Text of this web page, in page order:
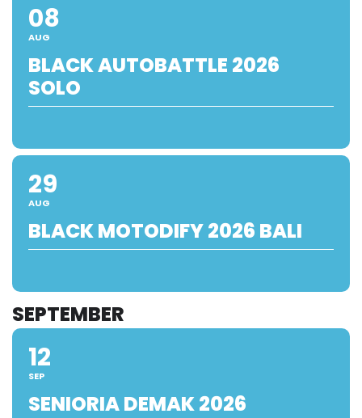
08
AUG
BLACK AUTOBATTLE 2026
SOLO
29
AUG
BLACK MOTODIFY 2026 BALI
SEPTEMBER
12
SEP
SENIORIA DEMAK 2026